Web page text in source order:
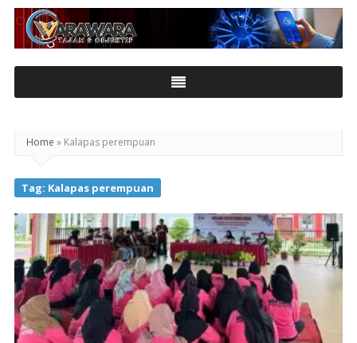
Home » Kalapas perempuan
Tag: Kalapas perempuan